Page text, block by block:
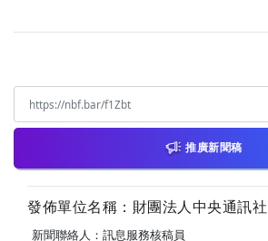
推廣新聞稿
發佈單位名稱：財團法人中央通訊社
新聞聯絡人：訊息服務核稿員